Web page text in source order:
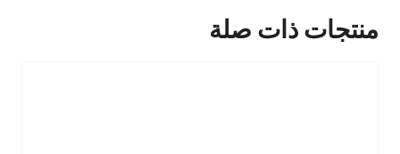
منتجات ذات صلة